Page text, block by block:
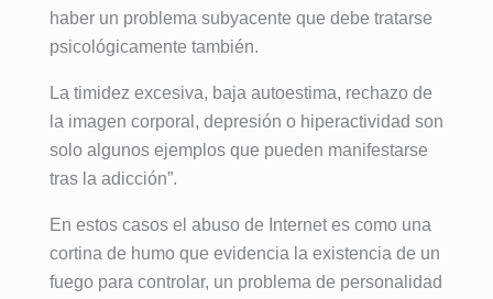
haber un problema subyacente que debe tratarse
psicológicamente también.
La timidez excesiva, baja autoestima, rechazo de
la imagen corporal, depresión o hiperactividad son
solo algunos ejemplos que pueden manifestarse
tras la adicción”.
En estos casos el abuso de Internet es como una
cortina de humo que evidencia la existencia de un
fuego para controlar, un problema de personalidad